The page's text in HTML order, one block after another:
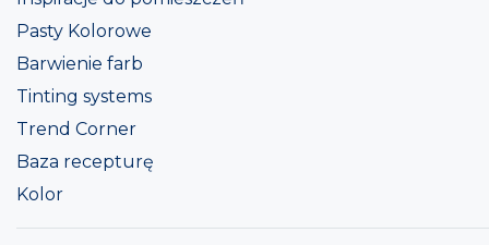
Pasty Kolorowe
Barwienie farb
Tinting systems
Trend Corner
Baza recepturę
Kolor